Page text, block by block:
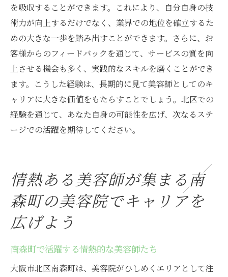
を吸収することができます。これにより、自分自身の技
術力が向上するだけでなく、業界での地位を確立するた
めの大きな一歩を踏み出すことができます。さらに、お
客様からのフィードバックを通じて、サービスの質を向
上させる機会も多く、実践的なスキルを磨くことができ
ます。こうした経験は、長期的に見て美容師としてのキ
ャリアに大きな価値をもたらすことでしょう。北区での
経験を通じて、あなた自身の可能性を広げ、次なるステ
ージでの活躍を期待してください。
情熱ある美容師が集まる南
森町の美容院でキャリアを
広げよう
南森町で活躍する情熱的な美容師たち
大阪市北区南森町は、美容院がひしめくエリアとして注